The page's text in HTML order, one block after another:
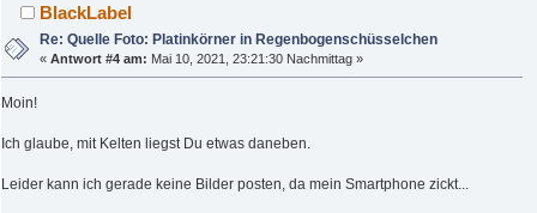
BlackLabel
Re: Quelle Foto: Platinkörner in Regenbogenschüsselchen
«Antwort #4 am: Mai 10, 2021, 23:21:30 Nachmittag »
Moin!
Ich glaube, mit Kelten liegst Du etwas daneben.
Leider kann ich gerade keine Bilder posten, da mein Smartphone zickt...